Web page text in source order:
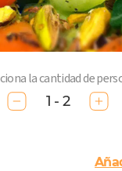
la cantidad de
1 - 2